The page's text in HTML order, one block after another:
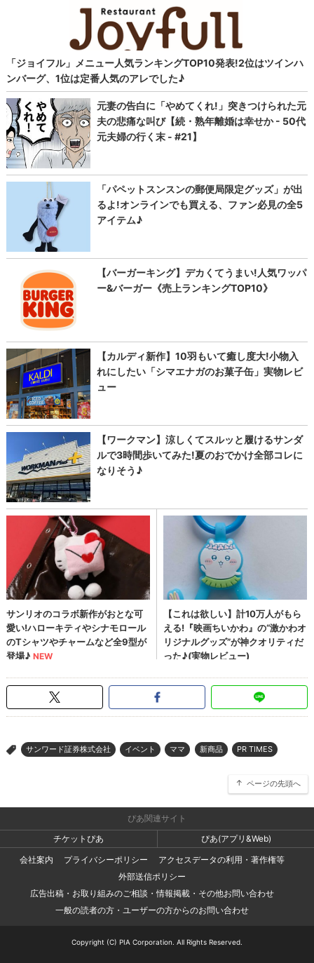
> サンワード証券株式会社 イベント ママ 新商品 PR TIMES
ページの先頭へ
ぴあ関連サイト
チケットぴあ
ぴあ(アプリ&Web)
会社案内
プライバシーポリシー
アクセスデータの利用・著作権等
外部送信ポリシー
広告出稿・お取り組みのご相談・情報掲載・その他お問い合わせ
一般の読者の方・ユーザーの方からのお問い合わせ
Copyright (C) PIA Corporation. All Rights Reserved.